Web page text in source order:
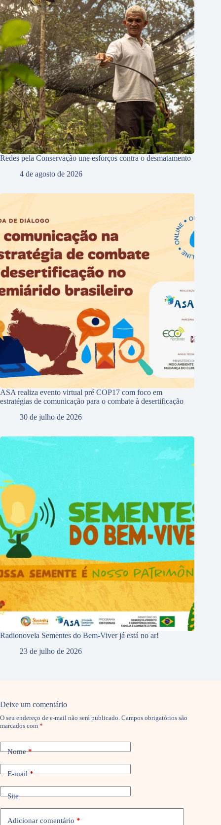
Redes pela Conservação une esforços contra o desmatamento
4 de agosto de 2026
ASA realiza evento virtual pré COP17 com foco em
estratégias de comunicação para o combate à desertificação
30 de julho de 2026
Radionovela Sementes do Bem-Viver já está no ar!
23 de julho de 2026
Deixe um comentário
O seu endereço de e-mail não será publicado. Campos obrigatórios são
marcados com *
Nome*
E-mail*
Site
Adicionar comentário *